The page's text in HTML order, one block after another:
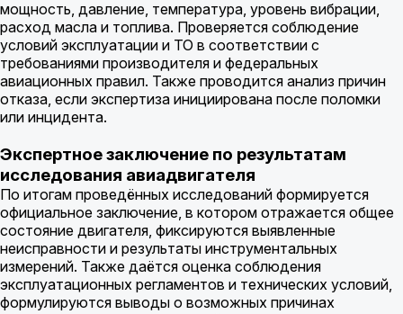
мощность, давление, температура, уровень вибрации,
расход масла и топлива. Проверяется соблюдение
условий эксплуатации и ТО в соответствии с
требованиями производителя и федеральных
авиационных правил. Также проводится анализ причин
отказа, если экспертиза инициирована после поломки
или инцидента.
Экспертное заключение по результатам
исследования авиадвигателя
По итогам проведённых исследований формируется
официальное заключение, в котором отражается общее
состояние двигателя, фиксируются выявленные
неисправности и результаты инструментальных
измерений. Также даётся оценка соблюдения
эксплуатационных регламентов и технических условий,
формулируются выводы о возможных причинах